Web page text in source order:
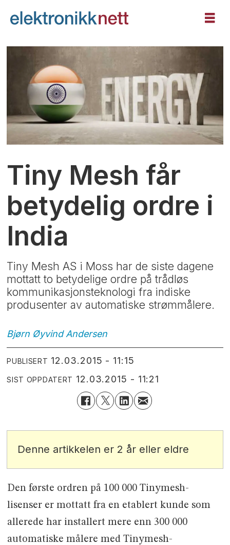
Tiny Mesh får
betydelig ordre i
India
Tiny Mesh AS i Moss har de siste dagene
mottatt to betydelige ordre på trådløs
kommunikasjonsteknologi fra indiske
produsenter av automatiske strømmålere.
Bjørn Øyvind Andersen
PUBLISERT 12.03.2015 - 11:15
SIST OPPDATERT 12.03.2015 - 11:21
Denne artikkelen er 2 år eller eldre
Den første ordren på 100 000 Tinymesh-
lisenser er mottatt fra en etablert kunde som
allerede har installert mere enn 300 000
automatiske målere med Tinymesh-